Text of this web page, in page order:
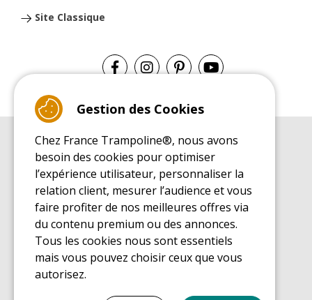
Site Classique
GUIDE D'ACHAT
Guide d'achat pour les trampolines de loisirs
GUIDE DE MONTAGE
Guide de montage pour les trampolines de loisirs
GUIDE D'ENTRETIEN
Guide d'entretien des trampolines de loisirs
GUIDE DÉCOUVERTE
Guide de découverte des trampolines de loisirs
GUIDE D'ACHAT PIÈCES DE RECHANGE
Gestion des Cookies
Chez France Trampoline®, nous avons
besoin des cookies pour optimiser
l’expérience utilisateur, personnaliser la
relation client, mesurer l’audience et vous
faire profiter de nos meilleures offres via
du contenu premium ou des annonces.
Tous les cookies nous sont essentiels
mais vous pouvez choisir ceux que vous
autorisez.